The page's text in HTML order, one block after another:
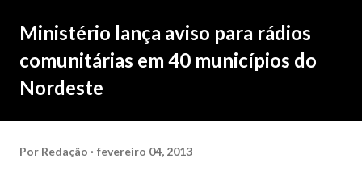
Ministério lança aviso para rádios
comunitárias em 40 municípios do
Nordeste
Por Redação fevereiro 04, 2013